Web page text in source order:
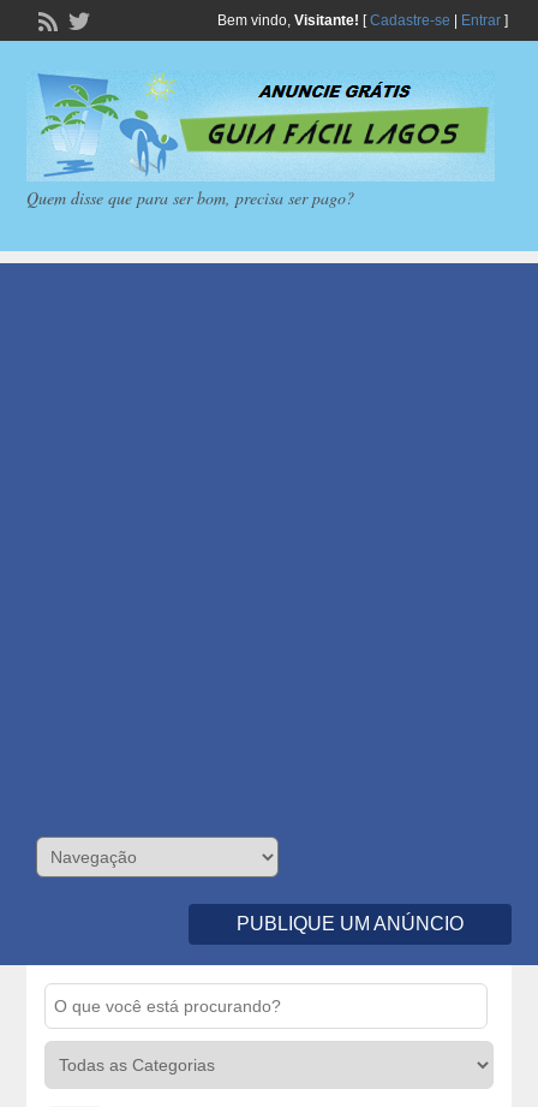
Bem vindo, Visitante! [Cadastre-se Entrar]
Quem disse que para ser bom, precisa ser pago?
PUBLIQUE UM ANÚNCIO